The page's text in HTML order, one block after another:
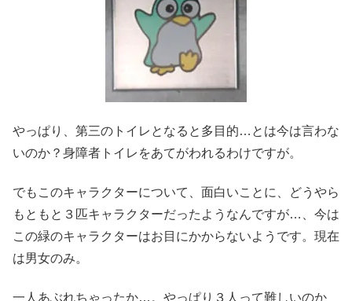
やっぱり、第三のトイレとなると多目的…とは今は言わな
いのか？身障者トイレをあてがわれるわけですが。
でもこのキャラクターについて、面白いことに、どうやら
もともと３匹キャラクターだったようなんですが…、今は
この緑のキャラクターはお目にかからないようです。現在
は男女のみ。
一人あぶれちゃったか…。やっぱり３人って難しいのか